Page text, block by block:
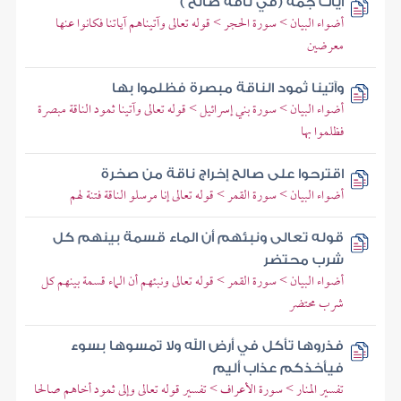
أضواء البيان > سورة الحجر > قوله تعالى وآتيناهم آياتنا فكانوا عنها
معرضين
وآتينا ثمود الناقة مبصرة فظلموا بها
أضواء البيان > سورة بني إسرائيل > قوله تعالى وآتينا ثمود الناقة مبصرة
فظلموا بها
اقترحوا على صالح إخراج ناقة من صخرة
أضواء البيان > سورة القمر > قوله تعالى إنا مرسلو الناقة فتنة لهم
قوله تعالى ونبئهم أن الماء قسمة بينهم كل
شرب محتضر
أضواء البيان > سورة القمر > قوله تعالى ونبئهم أن الماء قسمة بينهم كل
شرب محتضر
فذروها تأكل في أرض الله ولا تمسوها بسوء
فيأخذكم عذاب أليم
تفسير المنار > سورة الأعراف > تفسير قوله تعالى وإلى ثمود أخاهم صالحا